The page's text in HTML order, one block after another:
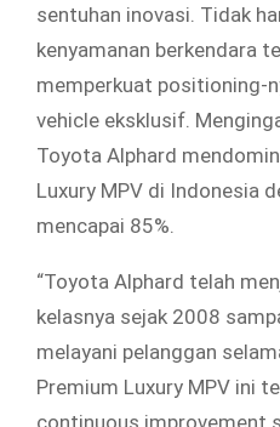
sentuhan inovasi. Tidak
kenyamanan berkendara
memperkuat positioning-
vehicle eksklusif.
Toyota Alphard
Luxury MPV di Indonesia
mencapai 85%.
“Toyota Alphard telah
kelasnya sejak 2008
melayani pelanggan
Premium Luxury MPV ini
continuous improvement